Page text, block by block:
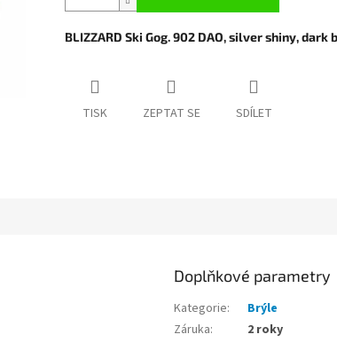
BLIZZARD Ski Gog. 902 DAO, silver shiny, dark
TISK ZEPTAT SE SDÍLET
Doplňkové parametry
Kategorie:
Brýle
Záruka: 2 roky